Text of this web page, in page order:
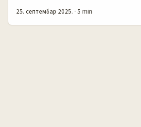
lokalizovane verzije. Ako ciljaš šire tržište i
dobrim engagementom, Pakistan je često
25. септембар 2025. · 5 min